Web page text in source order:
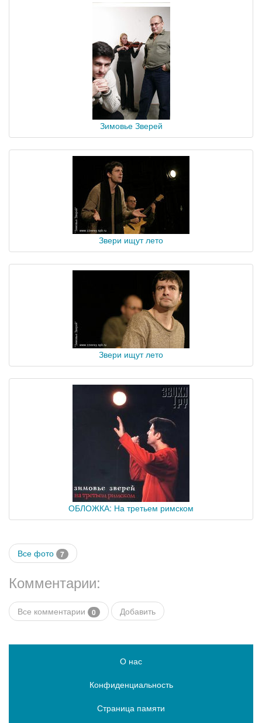
Зимовье Зверей
Звери ищут лето
Звери ищут лето
ОБЛОЖКА: На третьем римском
Все фото 7
Комментарии:
Все комментарии 0 Добавить
О нас
Конфиденциальность
Страница памяти